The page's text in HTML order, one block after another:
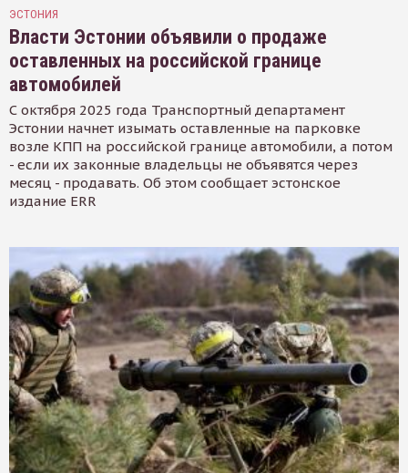
ЭСТОНИЯ
Власти Эстонии объявили о продаже
оставленных на российской границе
автомобилей
С октября 2025 года Транспортный департамент
Эстонии начнет изымать оставленные на парковке
возле КПП на российской границе автомобили, а потом
- если их законные владельцы не объявятся через
месяц - продавать. Об этом сообщает эстонское
издание ERR